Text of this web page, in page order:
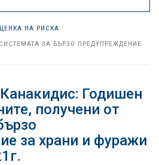
НА РИСКА
ЗА БЪРЗО ПРЕДУПРЕЖДЕНИЕ
Годишен
получени от
за храни и фуражи